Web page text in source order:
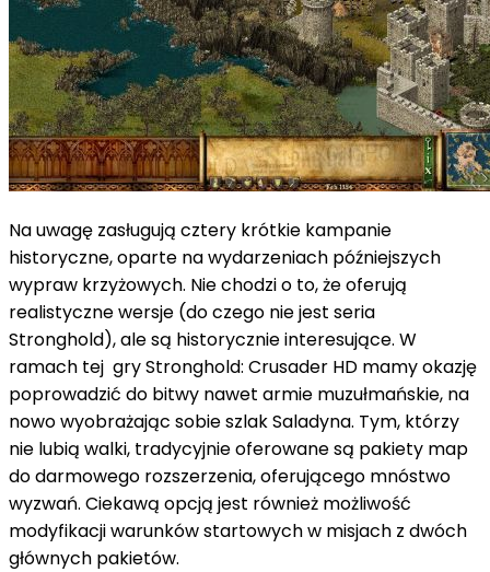
Na uwagę zasługują cztery krótkie kampanie
historyczne, oparte na wydarzeniach późniejszych
wypraw krzyżowych. Nie chodzi o to, że oferują
realistyczne wersje (do czego nie jest seria
Stronghold), ale są historycznie interesujące. W
ramach tej gry Stronghold: Crusader HD mamy okazję
poprowadzić do bitwy nawet armie muzułmańskie, na
nowo wyobrażając sobie szlak Saladyna. Tym, którzy
nie lubią walki, tradycyjnie oferowane są pakiety map
do darmowego rozszerzenia, oferującego mnóstwo
wyzwań. Ciekawą opcją jest również możliwość
modyfikacji warunków startowych w misjach z dwóch
głównych pakietów.